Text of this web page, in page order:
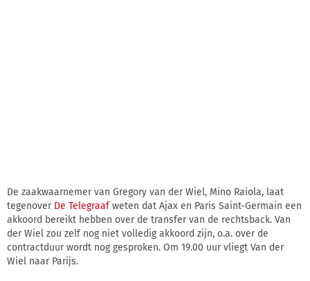
De zaakwaarnemer van Gregory van der Wiel, Mino Raiola, laat
tegenover De Telegraafweten dat Ajax en Paris Saint-Germain een
akkoord bereikt hebben over de transfer van de rechtsback. Van
der Wiel zou zelf nog niet volledig akkoord zijn, o.a. over de
contractduur wordt nog gesproken. Om 19.00 uur vliegt Van der
Wiel naar Parijs.